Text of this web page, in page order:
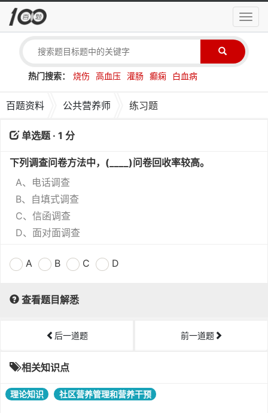
导
航
热门搜索： 烧伤 高血压 灌肠 癫痫 白血病
百题资料 公共营养师 练习题
单选题 · 1 分
下列调查问卷方法中，(____)问卷回收率较高。
A、电话调查
B、自填式调查
C、信函调查
D、面对面调查
A B C D
查看题目解悉
后一道题 前一道题
相关知识点
理论知识 社区营养管理和营养干预